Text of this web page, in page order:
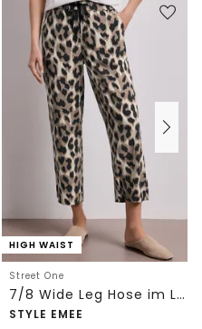
HIGH WAIST
Street One
7/8 Wide Leg Hose im Loose Fit mit Print
STYLE EMEE